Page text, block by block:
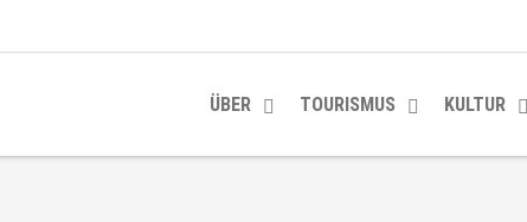
ÜBER TOURISMUS KULTUR